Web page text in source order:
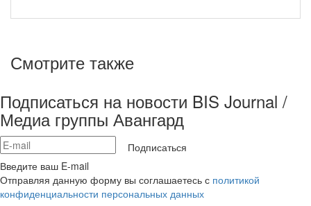
Смотрите также
Подписаться на новости BIS Journal /
Медиа группы Авангард
Подписаться
Введите ваш E-mail
Отправляя данную форму вы соглашаетесь с политикой
конфиденциальности персональных данных